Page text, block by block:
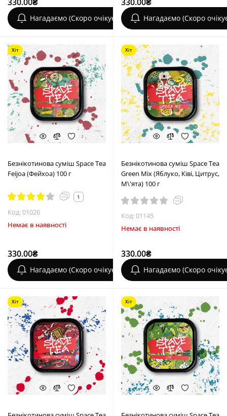
Нагадаємо (Скоро очікується) Нагадаємо (Скоро
Хіт
Безнікотинова суміш Space Tea
Feijoa (Фейхоа) 100 г
1
Код: 01026
Немає в наявності
330.00₴
Нагадаємо (Скоро очікується)
Хіт
Безнікотинова суміш Space Tea
Green Mix (Яблуко, Ківі, Цитрус,
М\'ята) 100 г
Код: 01145
Немає в наявності
330.00₴
Нагадаємо (Скоро
Хіт Хіт